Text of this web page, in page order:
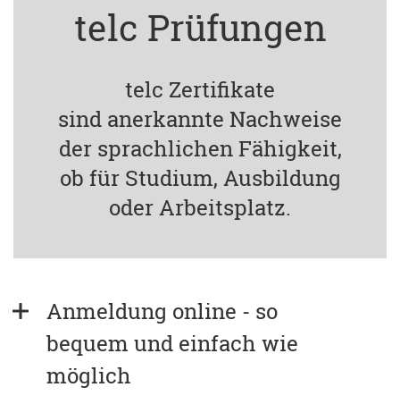
telc Prüfungen
telc Zertifikate
sind anerkannte Nachweise
der sprachlichen Fähigkeit,
ob für Studium, Ausbildung
oder Arbeitsplatz.
Anmeldung online - so
bequem und einfach wie
möglich